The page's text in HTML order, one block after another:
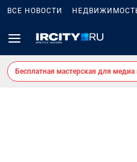
ВСЕ НОВОСТИ
Бесплатная мастерская для медиа